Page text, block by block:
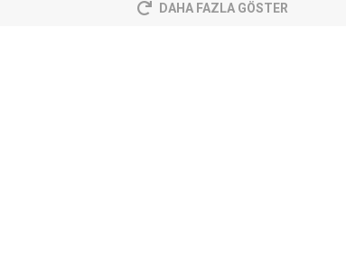
DAHA FAZLA GÖSTER